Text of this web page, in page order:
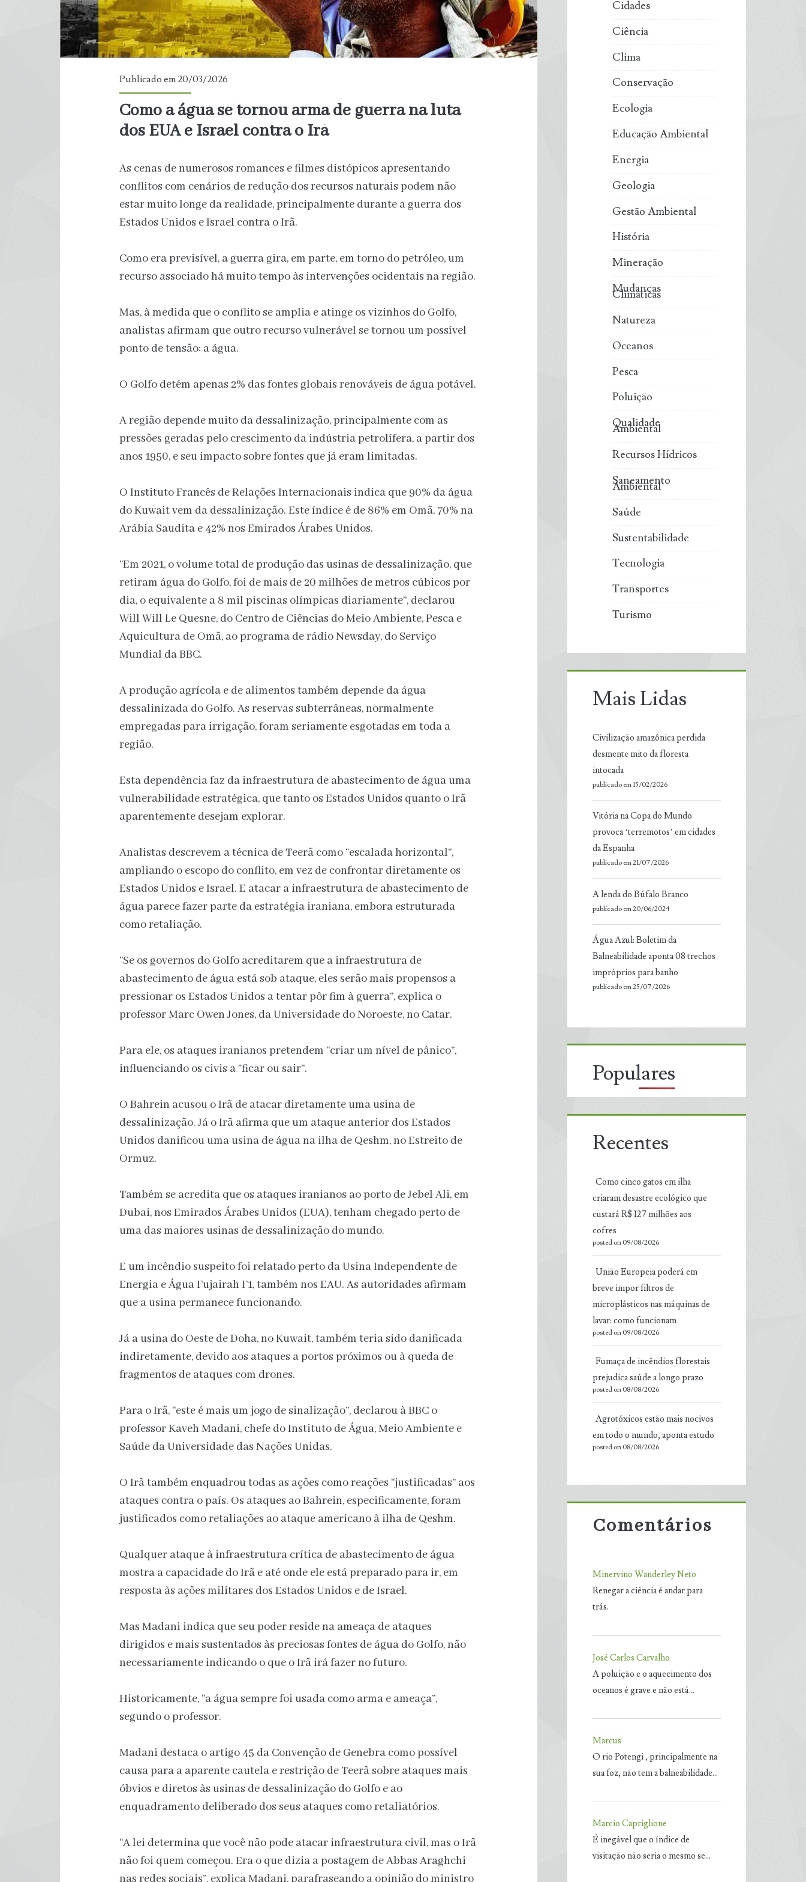
Publicado em 20/03/2026
Como a água se tornou arma de guerra na luta
dos EUA e Israel contra o Irã
As cenas de numerosos romances e filmes distópicos apresentando
conflitos com cenários de redução dos recursos naturais podem não
estar muito longe da realidade, principalmente durante a guerra dos
Estados Unidos e Israel contra o Irã.
Como era previsível, a guerra gira, em parte, em torno do petróleo, um
recurso associado há muito tempo às intervenções ocidentais na região.
Mas, à medida que o conflito se amplia e atinge os vizinhos do Golfo,
analistas afirmam que outro recurso vulnerável se tornou um possível
ponto de tensão: a água.
O Golfo detém apenas 2% das fontes globais renováveis de água potável.
A região depende muito da dessalinização, principalmente com as
pressões geradas pelo crescimento da indústria petrolífera, a partir dos
anos 1950, e seu impacto sobre fontes que já eram limitadas.
O Instituto Francês de Relações Internacionais indica que 90% da água
do Kuwait vem da dessalinização. Este índice é de 86% em Omã, 70% na
Arábia Saudita e 42% nos Emirados Árabes Unidos.
“Em 2021, o volume total de produção das usinas de dessalinização, que
retiram água do Golfo, foi de mais de 20 milhões de metros cúbicos por
dia, o equivalente a 8 mil piscinas olímpicas diariamente”, declarou
Will Will Le Quesne, do Centro de Ciências do Meio Ambiente, Pesca e
Aquicultura de Omã, ao programa de rádio Newsday, do Serviço
Mundial da BBC.
A produção agrícola e de alimentos também depende da água
dessalinizada do Golfo. As reservas subterrâneas, normalmente
empregadas para irrigação, foram seriamente esgotadas em toda a
região.
Esta dependência faz da infraestrutura de abastecimento de água uma
vulnerabilidade estratégica, que tanto os Estados Unidos quanto o Irã
aparentemente desejam explorar.
Analistas descrevem a técnica de Teerã como “escalada horizontal”,
ampliando o escopo do conflito, em vez de confrontar diretamente os
Estados Unidos e Israel. E atacar a infraestrutura de abastecimento de
água parece fazer parte da estratégia iraniana, embora estruturada
como retaliação.
“Se os governos do Golfo acreditarem que a infraestrutura de
abastecimento de água está sob ataque, eles serão mais propensos a
pressionar os Estados Unidos a tentar pôr fim à guerra”, explica o
professor Marc Owen Jones, da Universidade do Noroeste, no Catar.
Para ele, os ataques iranianos pretendem “criar um nível de pânico”,
influenciando os civis a “ficar ou sair”.
O Bahrein acusou o Irã de atacar diretamente uma usina de
dessalinização. Já o Irã afirma que um ataque anterior dos Estados
Unidos danificou uma usina de água na ilha de Qeshm, no Estreito de
Ormuz.
Também se acredita que os ataques iranianos ao porto de Jebel Ali, em
Dubai, nos Emirados Árabes Unidos (EUA), tenham chegado perto de
uma das maiores usinas de dessalinização do mundo.
E um incêndio suspeito foi relatado perto da Usina Independente de
Energia e Água Fujairah F1, também nos EAU. As autoridades afirmam
que a usina permanece funcionando.
Já a usina do Oeste de Doha, no Kuwait, também teria sido danificada
indiretamente, devido aos ataques a portos próximos ou à queda de
fragmentos de ataques com drones.
Para o Irã, “este é mais um jogo de sinalização”, declarou à BBC o
professor Kaveh Madani, chefe do Instituto de Água, Meio Ambiente e
Saúde da Universidade das Nações Unidas.
O Irã também enquadrou todas as ações como reações “justificadas” aos
ataques contra o país. Os ataques ao Bahrein, especificamente, foram
justificados como retaliações ao ataque americano à ilha de Qeshm.
Qualquer ataque à infraestrutura crítica de abastecimento de água
mostra a capacidade do Irã e até onde ele está preparado para ir, em
resposta às ações militares dos Estados Unidos e de Israel.
Mas Madani indica que seu poder reside na ameaça de ataques
dirigidos e mais sustentados às preciosas fontes de água do Golfo, não
necessariamente indicando o que o Irã irá fazer no futuro.
Historicamente, “a água sempre foi usada como arma e ameaça”,
segundo o professor.
Madani destaca o artigo 45 da Convenção de Genebra como possível
causa para a aparente cautela e restrição de Teerã sobre ataques mais
óbvios e diretos às usinas de dessalinização do Golfo e ao
enquadramento deliberado dos seus ataques como retaliatórios.
“A lei determina que você não pode atacar infraestrutura civil, mas o Irã
não foi quem começou. Era o que dizia a postagem de Abbas Araghchi
Cidades
Ciência
Clima
Conservação
Ecologia
Educação Ambiental
Energia
Geologia
Gestão Ambiental
História
Mineração
Mudanças
Climáticas
Natureza
Oceanos
Pesca
Poluição
Qualidade
Ambiental
Recursos Hídricos
Saneamento
Ambiental
Saúde
Sustentabilidade
Tecnologia
Transportes
Turismo
Mais Lidas
Civilização amazônica perdida
desmente mito da floresta
intocada
publicado em 15/02/2026
Vitória na Copa do Mundo
provoca ‘terremotos’ em cidades
da Espanha
publicado em 21/07/2026
A lenda do Búfalo Branco
publicado em 20/06/2024
Água Azul: Boletim da
Balneabilidade aponta 08 trechos
impróprios para banho
publicado em 25/07/2026
Populares
Recentes
Como cinco gatos em ilha
criaram desastre ecológico que
custará R$ 127 milhões aos
cofres
posted on 09/08/2026
União Europeia poderá em
breve impor filtros de
microplásticos nas máquinas de
lavar: como funcionam
posted on 09/08/2026
Fumaça de incêndios florestais
prejudica saúde a longo prazo
posted on 08/08/2026
Agrotóxicos estão mais nocivos
em todo o mundo, aponta estudo
posted on 08/08/2026
Comentários
Minervino Wanderley Neto
Renegar a ciência é andar para
trás.
José Carlos Carvalho
A poluição e o aquecimento dos
oceanos é grave e não está…
Marcus
O rio Potengi , principalmente na
sua foz, não tem a balneabilidade…
Marcio Capriglione
É inegável que o índice de
visitação não seria o mesmo se…